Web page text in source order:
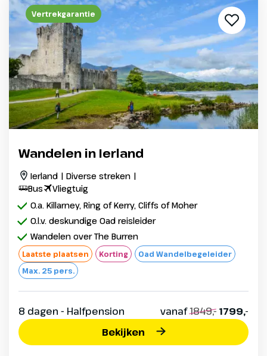
Vertrekgarantie
Wandelen in Ierland
Ierland | Diverse streken |
Bus
Vliegtuig
O.a. Killarney, Ring of Kerry, Cliffs of Moher
O.l.v. deskundige Oad reisleider
Wandelen over The Burren
Laatste plaatsen Korting
Oad Wandelbegeleider
Max. 25 pers.
8 dagen - Halfpension vanaf1849,- 1799,-
Bekijken